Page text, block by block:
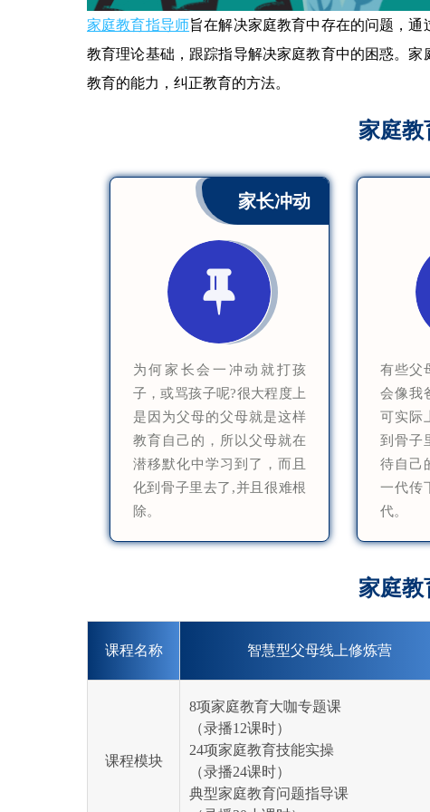
家庭教育指导师旨在解决家庭教育中存在的问题，
教育理论基础，跟踪指导解决家庭教育中的困惑。
教育的能力，纠正教育的方法。
家庭教
家长冲动
为何家长会一冲动就打孩
子，或骂孩子呢?很大程度上
是因为父母的父母就是这样
教育自己的，所以父母就在
潜移默化中学习到了，而且
化到骨子里去了,并且很难根
除。
有些父
会像我
可实际
到骨子
待自己
一代传
代。
家庭教
课程名称 智慧型父母线上修炼营
课程模块
8项家庭教育大咖专题课
（录播12课时）
24项家庭教育技能实操
（录播24课时）
典型家庭教育问题指导课